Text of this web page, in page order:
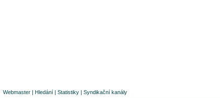
Webmaster | Hledání | Statistiky | Syndikační kanály